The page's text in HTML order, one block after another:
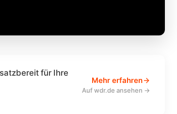
für Ihre
Mehr erfahren
Auf wdr.de ansehen →